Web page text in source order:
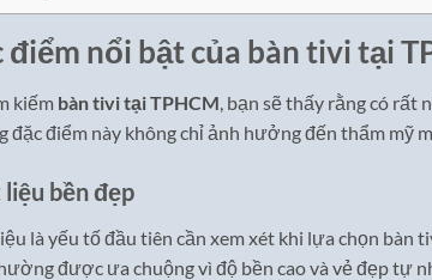
điểm nổi bật của bàn tivi tại
kiếm bàn tivi tại TPHCM, bạn sẽ thấy rằng có rất
đặc điểm này không chỉ ảnh hưởng đến thẩm mỹ
bền đẹp
là yếu tố đầu tiên cần xem xét khi lựa chọn bàn
được ưa chuộng vì độ bền cao và vẻ đẹp tự